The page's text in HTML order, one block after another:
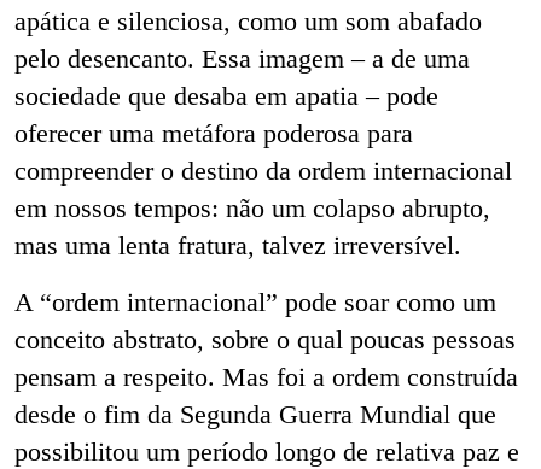
apática e silenciosa, como um som abafado
pelo desencanto. Essa imagem – a de uma
sociedade que desaba em apatia – pode
oferecer uma metáfora poderosa para
compreender o destino da ordem internacional
em nossos tempos: não um colapso abrupto,
mas uma lenta fratura, talvez irreversível.
A “ordem internacional” pode soar como um
conceito abstrato, sobre o qual poucas pessoas
pensam a respeito. Mas foi a ordem construída
desde o fim da Segunda Guerra Mundial que
possibilitou um período longo de relativa paz e